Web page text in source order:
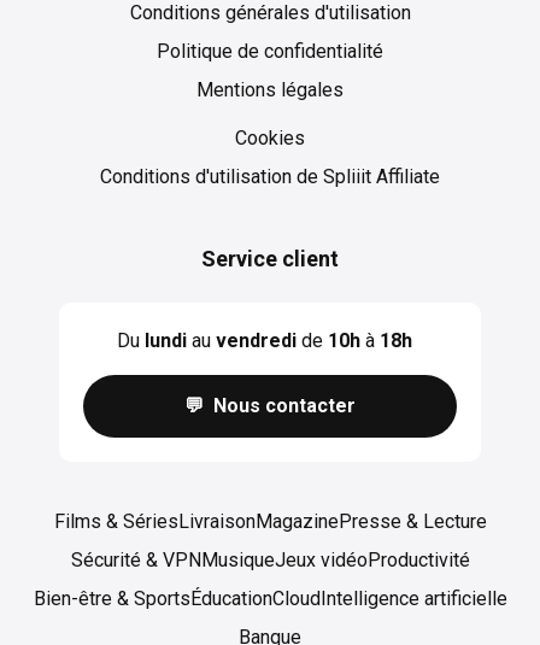
Conditions générales d'utilisation
Politique de confidentialité
Mentions légales
Cookies
Cookies
Conditions d'utilisation de Spliiit Affiliate
Service client
Du lundiau vendredide 10hà 18h
💬 Nous contacter
Films & Séries LivraisonMagazinePresse & Lecture
Sécurité & VPN MusiqueJeux vidéoProductivité
Bien-être & Sports ÉducationCloud Intelligence artificielle
Banque